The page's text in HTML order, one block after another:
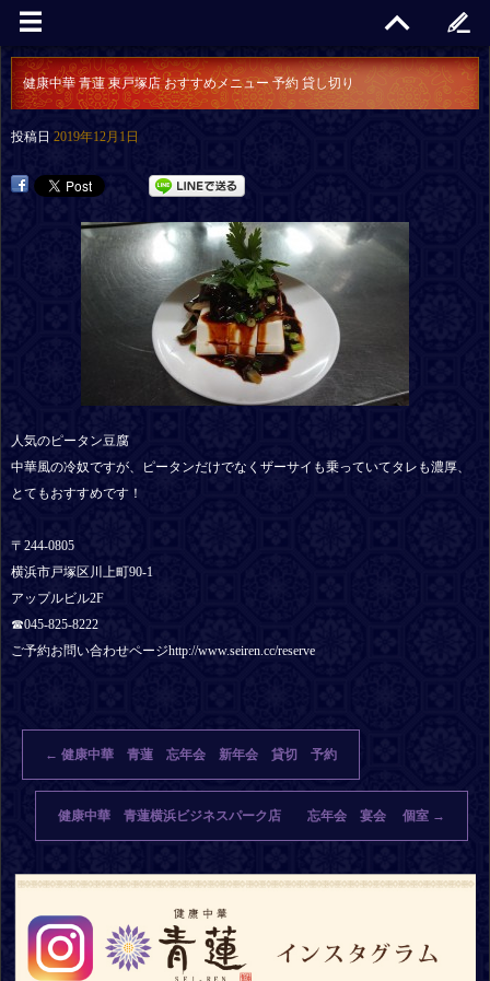
健康中華 青蓮 東戸塚店 おすすめメニュー 予約 貸し切り
投稿日 2019年12月1日
人気のピータン豆腐
中華風の冷奴ですが、ピータンだけでなくザーサイも乗っていてタレも濃厚、
とてもおすすめです！
〒244-0805
横浜市戸塚区川上町90-1
アップルビル2F
☎︎045-825-8222
ご予約お問い合わせページhttp://www.seiren.cc/reserve
← 健康中華 青蓮 忘年会 新年会 貸切 予約
健康中華 青蓮横浜ビジネスパーク店 忘年会 宴会 個室 →